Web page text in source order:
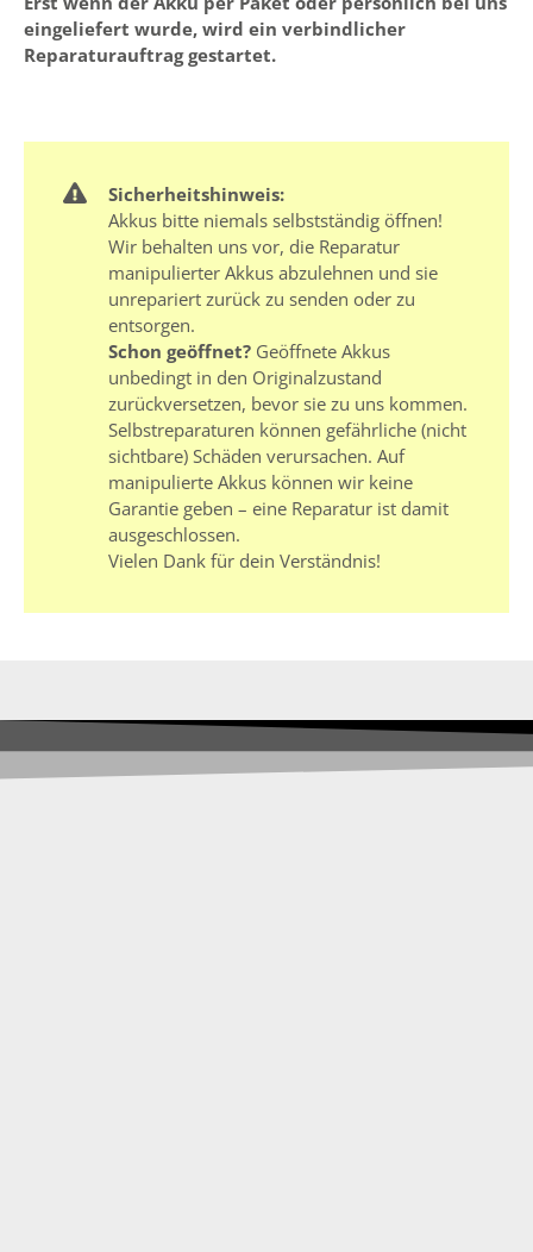
eingeliefert wurde, wird ein verbindlicher
Reparaturauftrag gestartet.
Sicherheitshinweis:
Akkus bitte niemals selbstständig öffnen!
Wir behalten uns vor, die Reparatur
manipulierter Akkus abzulehnen und sie
unrepariert zurück zu senden oder zu
entsorgen.
Schon geöffnet? Geöffnete Akkus
unbedingt in den Originalzustand
zurückversetzen, bevor sie zu uns kommen.
Selbstreparaturen können gefährliche (nicht
sichtbare) Schäden verursachen. Auf
manipulierte Akkus können wir keine
Garantie geben – eine Reparatur ist damit
ausgeschlossen.
Vielen Dank für dein Verständnis!